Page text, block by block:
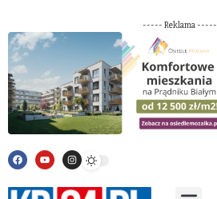
----- Reklama -----